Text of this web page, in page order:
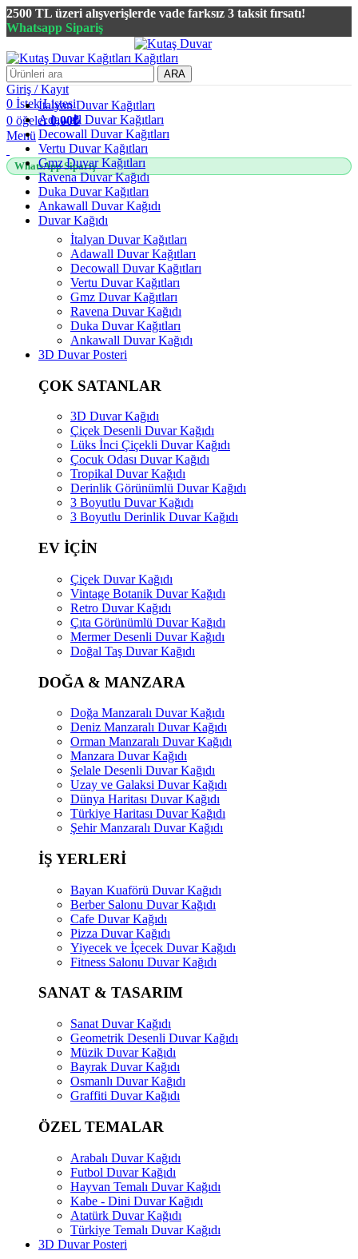
2500 TL üzeri alışverişlerde vade farksız 3 taksit fırsatı!
Whatsapp Sipariş
2500 TL üzeri alışverişlerde vade farksız 3 taksit fırsatı!
ARA
Giriş / Kayıt
0 İstek Listesi
0 öğeler 0,00₺
Menü
WhatsApp Sipariş
İtalyan Duvar Kağıtları
Adawall Duvar Kağıtları
Decowall Duvar Kağıtları
Vertu Duvar Kağıtları
Gmz Duvar Kağıtları
Ravena Duvar Kağıdı
Duka Duvar Kağıtları
Ankawall Duvar Kağıdı
Duvar Kağıdı
İtalyan Duvar Kağıtları
Adawall Duvar Kağıtları
Decowall Duvar Kağıtları
Vertu Duvar Kağıtları
Gmz Duvar Kağıtları
Ravena Duvar Kağıdı
Duka Duvar Kağıtları
Ankawall Duvar Kağıdı
3D Duvar Posteri
ÇOK SATANLAR
3D Duvar Kağıdı
Çiçek Desenli Duvar Kağıdı
Lüks İnci Çiçekli Duvar Kağıdı
Çocuk Odası Duvar Kağıdı
Tropikal Duvar Kağıdı
Derinlik Görünümlü Duvar Kağıdı
3 Boyutlu Duvar Kağıdı
3 Boyutlu Derinlik Duvar Kağıdı
EV İÇİN
Çiçek Duvar Kağıdı
Vintage Botanik Duvar Kağıdı
Retro Duvar Kağıdı
Çıta Görünümlü Duvar Kağıdı
Mermer Desenli Duvar Kağıdı
Doğal Taş Duvar Kağıdı
DOĞA & MANZARA
Doğa Manzaralı Duvar Kağıdı
Deniz Manzaralı Duvar Kağıdı
Orman Manzaralı Duvar Kağıdı
Manzara Duvar Kağıdı
Şelale Desenli Duvar Kağıdı
Uzay ve Galaksi Duvar Kağıdı
Dünya Haritası Duvar Kağıdı
Türkiye Haritası Duvar Kağıdı
Şehir Manzaralı Duvar Kağıdı
İŞ YERLERİ
Bayan Kuaförü Duvar Kağıdı
Berber Salonu Duvar Kağıdı
Cafe Duvar Kağıdı
Pizza Duvar Kağıdı
Yiyecek ve İçecek Duvar Kağıdı
Fitness Salonu Duvar Kağıdı
SANAT & TASARIM
Sanat Duvar Kağıdı
Geometrik Desenli Duvar Kağıdı
Müzik Duvar Kağıdı
Bayrak Duvar Kağıdı
Osmanlı Duvar Kağıdı
Graffiti Duvar Kağıdı
ÖZEL TEMALAR
Arabalı Duvar Kağıdı
Futbol Duvar Kağıdı
Hayvan Temalı Duvar Kağıdı
Kabe - Dini Duvar Kağıdı
Atatürk Duvar Kağıdı
Türkiye Temalı Duvar Kağıdı
3D Duvar Posteri